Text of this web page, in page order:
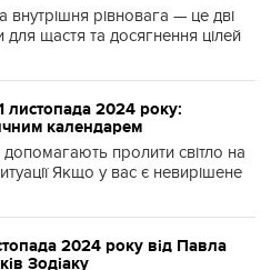
внутрішня рівновага — це дві
для щастя та досягнення цілей
листопада 2024 року:
календарем
допомагають пролити світло на
Якщо у вас є невирішене
2024 року від Павла
Зодіаку